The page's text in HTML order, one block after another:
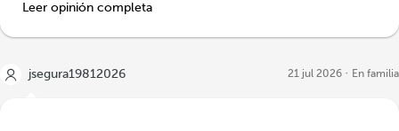
Leer opinión completa
jsegura19812026 21 jul 2026 En familia